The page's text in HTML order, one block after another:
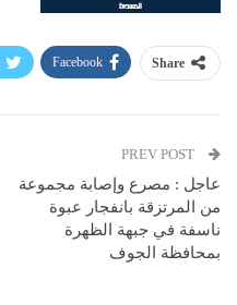
Share
Facebook
عاجل : مصرع وإصابة مجموعة
من المرتزقة بانفجار عبوة
ناسفة في جبهة الظهرة
بمحافظة الجوف